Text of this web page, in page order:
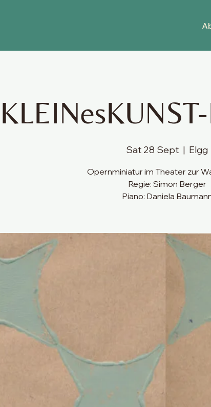
Sat 28 Sept
  |
Elgg
Opernminiatur im Theater zur
Regie: Simon Berger
Piano: Daniela